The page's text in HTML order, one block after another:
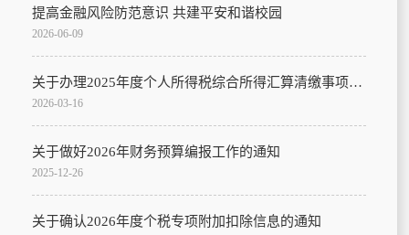
提高金融风险防范意识 共建平安和谐校园
2026-06-09
关于办理2025年度个人所得税综合所得汇算清缴事项的通知
2026-03-16
关于做好2026年财务预算编报工作的通知
2025-12-26
关于确认2026年度个税专项附加扣除信息的通知